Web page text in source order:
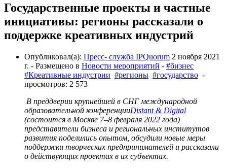
Государственные проекты и частные
инициативы: регионы рассказали о
поддержке креативных индустрий
Опубликовал(а): Пресс- служба IPQuorum 2 ноября 2021
г. - Размещено в Новости мероприятий - #бизнес
#Креативные индустрии #регионы #государство -
просмотров: 2 573
В преддверии крупнейшей в СНГ международной
образовательной конференцииDistant & Digital
(состоится в Москве 7‒8 февраля 2022 года)
представители бизнеса и региональных институтов
развития поделились опытом, обсудили новые меры
поддержки творческих предпринимателей и рассказали
о действующих проектах в их субъектах.